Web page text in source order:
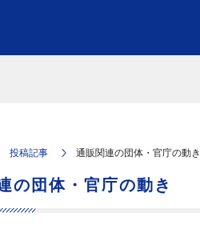
投稿記事 通販関連の団体・官庁の動き
の団体・官庁の動き